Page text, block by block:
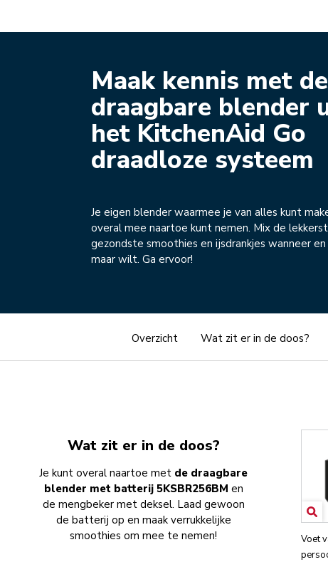
Maak kennis met de
draagbare blender
het KitchenAid Go
draadloze systeem
Je eigen blender waarmee je van alles kunt
overal mee naartoe kunt nemen. Mix de
gezondste smoothies en ijsdrankjes wanneer
maar wilt. Ga ervoor!
Overzicht Wat zit er in de doos?
Wat zit er in de doos?
Je kunt overal naartoe met de draagbare
blender met batterij 5KSBR256BM en
de mengbeker met deksel. Laad gewoon
de batterij op en maak verrukkelijke
smoothies om mee te nemen!
Voet